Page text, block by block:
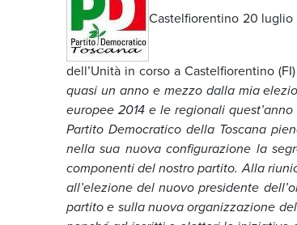
Castelfiorentino 20 luglio
dell’Unità in corso a Castelfiorentino
quasi un anno e mezzo dalla mia
europee 2014 e le regionali
Partito Democratico della Toscana
nella sua nuova configurazione la
componenti del nostro partito. Alla
all’elezione del nuovo presidente
partito e sulla nuova organizzazione